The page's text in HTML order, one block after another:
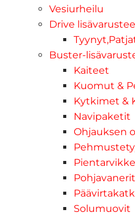
Vesiurheilu
Drive
Buster-
Kaiteet
Kuomut &
Kytkimet &
Navipaketit
Ohjauksen
Pohjavanerit
Solumuovit